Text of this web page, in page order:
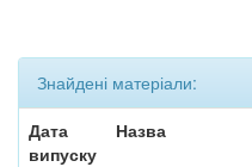
Знайдені матеріали:
Дата
випуску
Назва